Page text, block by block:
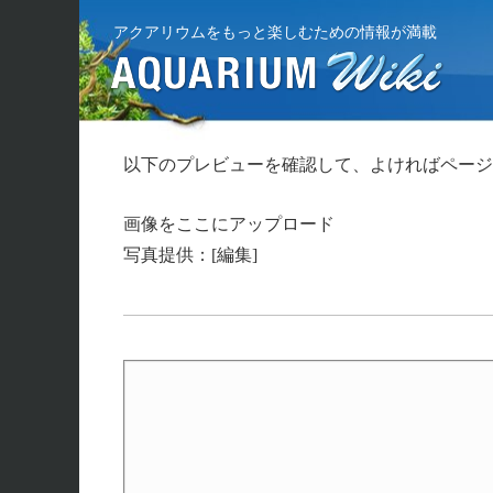
アクアリウムをもっと楽しむための情報が満載
以下のプレビューを確認して、よければペー
画像をここにアップロード
写真提供：[編集]